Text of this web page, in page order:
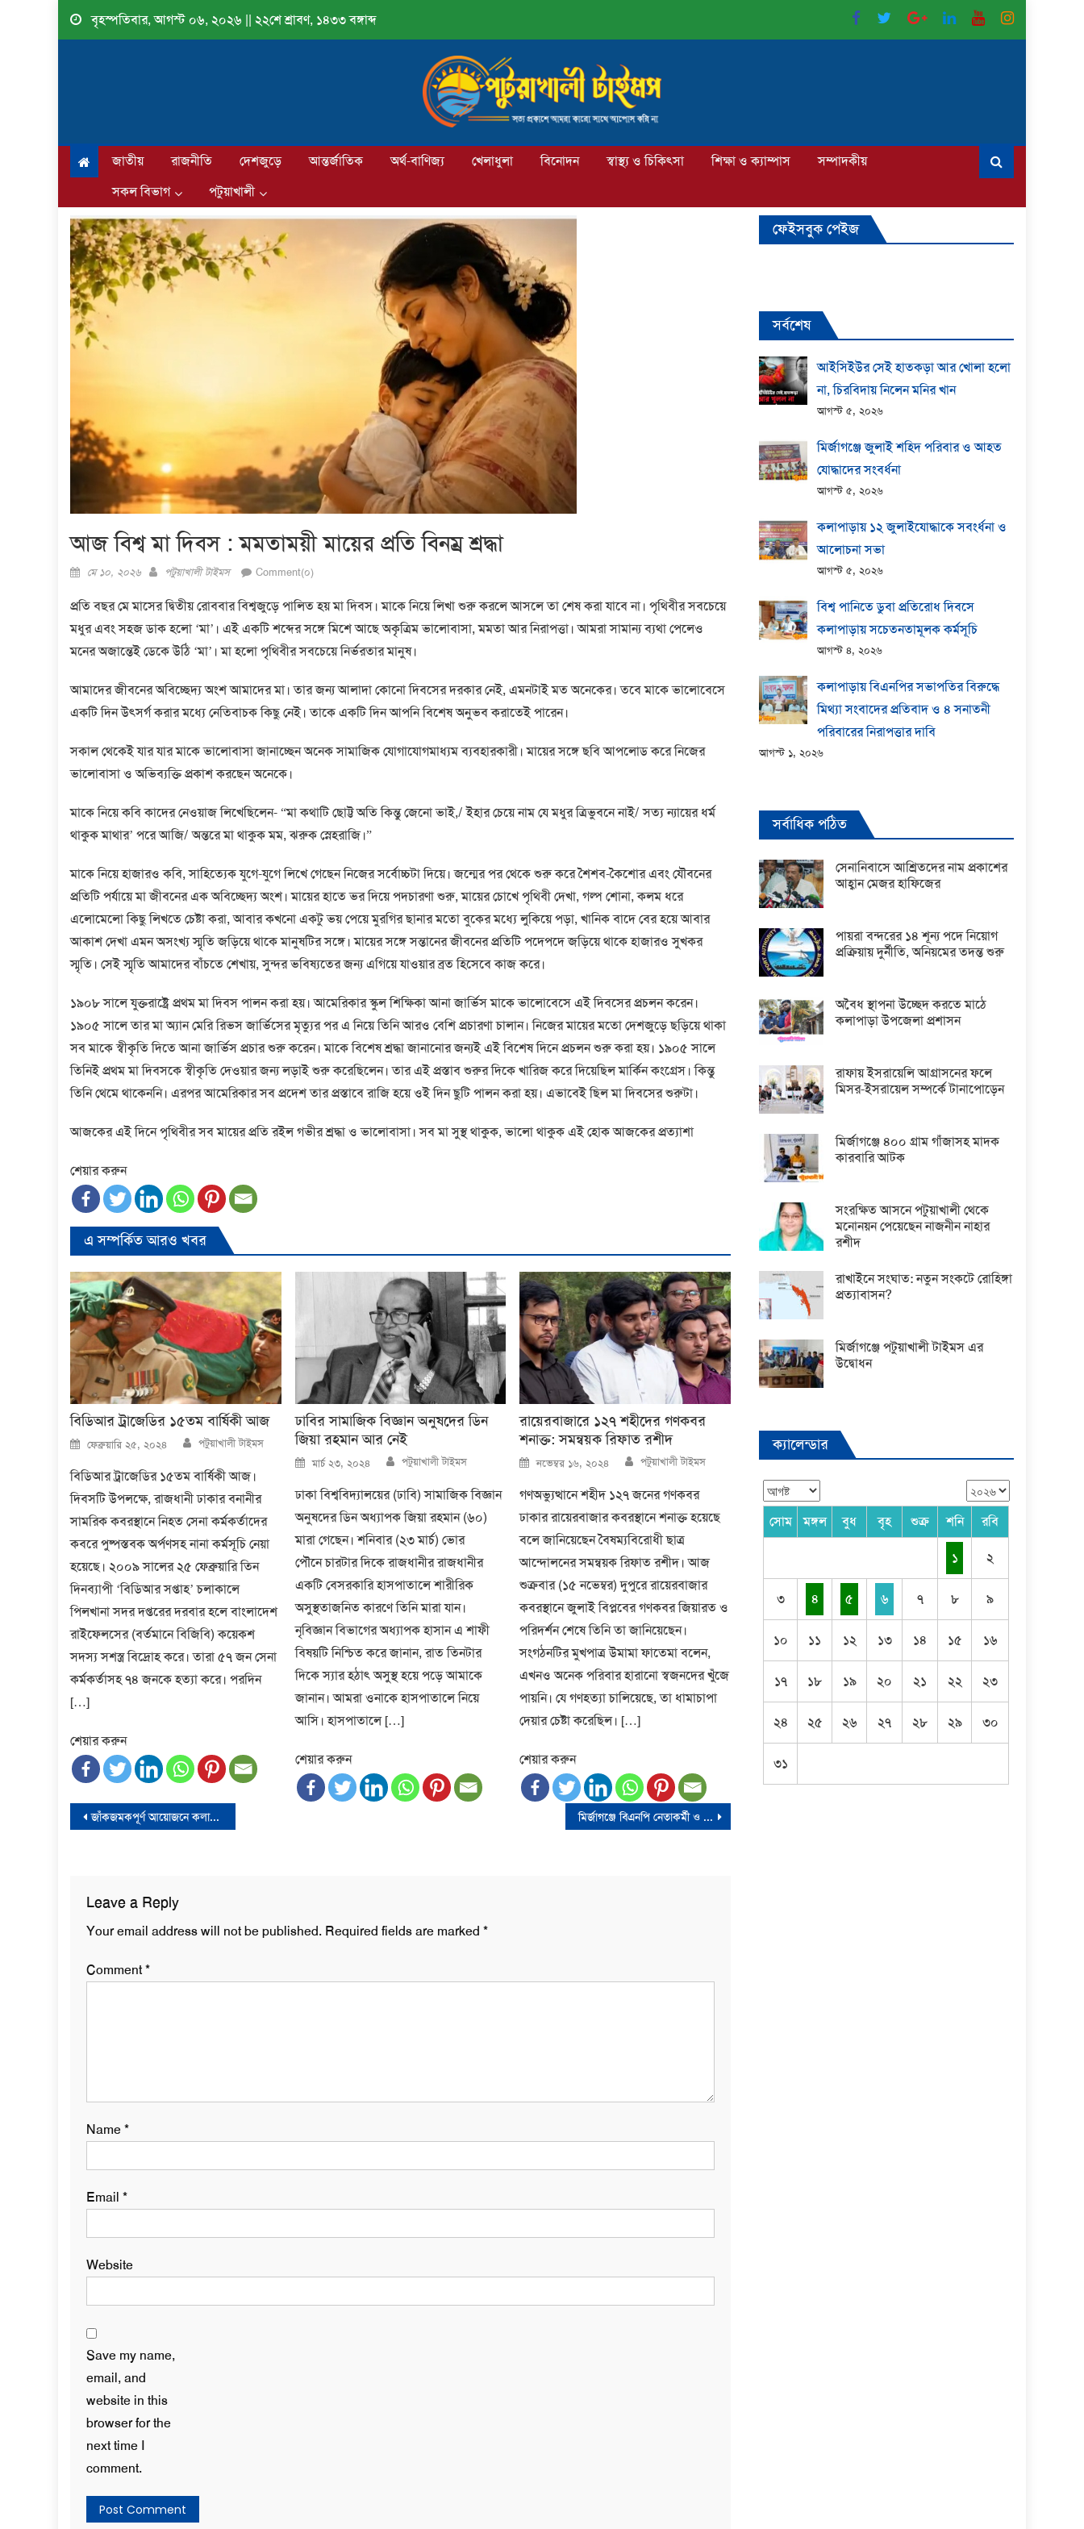
Skip
বৃহস্পতিবার, আগস্ট ০৬, ২০২৬ || ২২শে শ্রাবণ, ১৪৩৩ বঙ্গাব্দ
জাতীয় রাজনীতি দেশজুড়ে আন্তর্জাতিক অর্থ-বাণিজ্য খেলাধুলা বিনোদন স্বাস্থ্য ও চিকিৎসা শিক্ষা ও ক্যাম্পাস
সম্পাদকীয়
সকল বিভাগ
পটুয়াখালী
আজ বিশ্ব মা দিবস : মমতাময়ী মায়ের প্রতি বিনম্র শ্রদ্ধা
Posted
মে ১০, ২০২৬ Author
পটুয়াখালী টাইমস Comment(০)
প্রতি বছর মে মাসের দ্বিতীয় রোববার বিশ্বজুড়ে পালিত হয় মা দিবস। মাকে নিয়ে লিখা শুরু করলে আসলে তা শেষ করা যাবে না। পৃথিবীর সবচেয়ে
মধুর এবং সহজ ডাক হলো ‘মা’। এই একটি শব্দের সঙ্গে মিশে আছে অকৃত্রিম ভালোবাসা, মমতা আর নিরাপত্তা। আমরা সামান্য ব্যথা পেলেও
মনের অজান্তেই ডেকে উঠি ‘মা’। মা হলো পৃথিবীর সবচেয়ে নির্ভরতার মানুষ।
আমাদের জীবনের অবিচ্ছেদ্য অংশ আমাদের মা। তার জন্য আলাদা কোনো দিবসের দরকার নেই, এমনটাই মত অনেকের। তবে মাকে ভালোবেসে
একটি দিন উৎসর্গ করার মধ্যে নেতিবাচক কিছু নেই। তাকে একটি দিন আপনি বিশেষ অনুভব করাতেই পারেন।
সকাল থেকেই যার যার মাকে ভালোবাসা জানাচ্ছেন অনেক সামাজিক যোগাযোগমাধ্যম ব্যবহারকারী। মায়ের সঙ্গে ছবি আপলোড করে নিজের
ভালোবাসা ও অভিব্যক্তি প্রকাশ করছেন অনেকে।
মাকে নিয়ে কবি কাদের নেওয়াজ লিখেছিলেন- “মা কথাটি ছোট্ট অতি কিন্তু জেনো ভাই,/ ইহার চেয়ে নাম যে মধুর ত্রিভুবনে নাই/ সত্য ন্যায়ের ধর্ম
থাকুক মাথার’ পরে আজি/ অন্তরে মা থাকুক মম, ঝরুক স্নেহরাজি।”
মাকে নিয়ে হাজারও কবি, সাহিত্যেক যুগে-যুগে লিখে গেছেন নিজের সর্বোচ্চটা দিয়ে। জন্মের পর থেকে শুরু করে শৈশব-কৈশোর এবং যৌবনের
প্রতিটি পর্যায়ে মা জীবনের এক অবিচ্ছেদ্য অংশ। মায়ের হাতে ভর দিয়ে পদচারণা শুরু, মায়ের চোখে পৃথিবী দেখা, গল্প শোনা, কলম ধরে
এলোমেলো কিছু লিখতে চেষ্টা করা, আবার কখনো একটু ভয় পেয়ে মুরগির ছানার মতো বুকের মধ্যে লুকিয়ে পড়া, খানিক বাদে বের হয়ে আবার
আকাশ দেখা এমন অসংখ্য স্মৃতি জড়িয়ে থাকে মানুষটির সঙ্গে। মায়ের সঙ্গে সন্তানের জীবনের প্রতিটি পদেপদে জড়িয়ে থাকে হাজারও সুখকর
স্মৃতি। সেই স্মৃতি আমাদের বাঁচতে শেখায়, সুন্দর ভবিষ্যতের জন্য এগিয়ে যাওয়ার ব্রত হিসেবে কাজ করে।
১৯০৮ সালে যুক্তরাষ্ট্রে প্রথম মা দিবস পালন করা হয়। আমেরিকার স্কুল শিক্ষিকা আনা জার্ভিস মাকে ভালোবেসে এই দিবসের প্রচলন করেন।
১৯০৫ সালে তার মা অ্যান মেরি রিভস জার্ভিসের মৃত্যুর পর এ নিয়ে তিনি আরও বেশি প্রচারণা চালান। নিজের মায়ের মতো দেশজুড়ে ছড়িয়ে থাকা
সব মাকে স্বীকৃতি দিতে আনা জার্ভিস প্রচার শুরু করেন। মাকে বিশেষ শ্রদ্ধা জানানোর জন্যই এই বিশেষ দিনে প্রচলন শুরু করা হয়। ১৯০৫ সালে
তিনিই প্রথম মা দিবসকে স্বীকৃতি দেওয়ার জন্য লড়াই শুরু করেছিলেন। তার এই প্রস্তাব শুরুর দিকে খারিজ করে দিয়েছিল মার্কিন কংগ্রেস। কিন্তু
তিনি থেমে থাকেননি। এরপর আমেরিকার সব প্রদেশ তার প্রস্তাবে রাজি হয়ে ওই দিন ছুটি পালন করা হয়। এভাবেই ছিল মা দিবসের শুরুটা।
আজকের এই দিনে পৃথিবীর সব মায়ের প্রতি রইল গভীর শ্রদ্ধা ও ভালোবাসা। সব মা সুস্থ থাকুক, ভালো থাকুক এই হোক আজকের প্রত্যাশা
শেয়ার করুন
এ সম্পর্কিত আরও খবর
বিডিআর ট্রাজেডির ১৫তম বার্ষিকী আজ
Posted
on
ফেব্রুয়ারি ২৫, ২০২৪ Author
পটুয়াখালী টাইমস
বিডিআর ট্রাজেডির ১৫তম বার্ষিকী আজ।
দিবসটি উপলক্ষে, রাজধানী ঢাকার বনানীর
সামরিক কবরস্থানে নিহত সেনা কর্মকর্তাদের
কবরে পুষ্পস্তবক অর্পণসহ নানা কর্মসূচি নেয়া
হয়েছে। ২০০৯ সালের ২৫ ফেব্রুয়ারি তিন
দিনব্যাপী ‘বিডিআর সপ্তাহ’ চলাকালে
পিলখানা সদর দপ্তরের দরবার হলে বাংলাদেশ
রাইফেলসের (বর্তমানে বিজিবি) কয়েকশ
সদস্য সশস্ত্র বিদ্রোহ করে। তারা ৫৭ জন সেনা
কর্মকর্তাসহ ৭৪ জনকে হত্যা করে। পরদিন
[…]
শেয়ার করুন
ঢাবির সামাজিক বিজ্ঞান অনুষদের ডিন
জিয়া রহমান আর নেই
Posted
on
মার্চ ২৩, ২০২৪ Author
পটুয়াখালী টাইমস
ঢাকা বিশ্ববিদ্যালয়ের (ঢাবি) সামাজিক বিজ্ঞান
অনুষদের ডিন অধ্যাপক জিয়া রহমান (৬০)
মারা গেছেন। শনিবার (২৩ মার্চ) ভোর
পৌনে চারটার দিকে রাজধানীর রাজধানীর
একটি বেসরকারি হাসপাতালে শারীরিক
অসুস্থতাজনিত কারণে তিনি মারা যান।
নৃবিজ্ঞান বিভাগের অধ্যাপক হাসান এ শাফী
বিষয়টি নিশ্চিত করে জানান, রাত তিনটার
দিকে স্যার হঠাৎ অসুস্থ হয়ে পড়ে আমাকে
জানান। আমরা ওনাকে হাসপাতালে নিয়ে
আসি। হাসপাতালে […]
শেয়ার করুন
রায়েরবাজারে ১২৭ শহীদের গণকবর
শনাক্ত: সমন্বয়ক রিফাত রশীদ
Posted
on
নভেম্বর ১৬, ২০২৪ Author
পটুয়াখালী টাইমস
গণঅভ্যুত্থানে শহীদ ১২৭ জনের গণকবর
ঢাকার রায়েরবাজার কবরস্থানে শনাক্ত হয়েছে
বলে জানিয়েছেন বৈষম্যবিরোধী ছাত্র
আন্দোলনের সমন্বয়ক রিফাত রশীদ। আজ
শুক্রবার (১৫ নভেম্বর) দুপুরে রায়েরবাজার
কবরস্থানে জুলাই বিপ্লবের গণকবর জিয়ারত ও
পরিদর্শন শেষে তিনি তা জানিয়েছেন।
সংগঠনটির মুখপাত্র উমামা ফাতেমা বলেন,
এখনও অনেক পরিবার হারানো স্বজনদের খুঁজে
পায়নি। যে গণহত্যা চালিয়েছে, তা ধামাচাপা
দেয়ার চেষ্টা করেছিল। […]
শেয়ার করুন
Post
জাঁকজমকপূর্ণ আয়োজনে কলাপাড়ায় “জামান টাওয়ার” এর উদ্বোধন মির্জাগঞ্জে বিএনপি নেতাকর্মী ও প্রশাসনের সঙ্গে স্হানীয় সংসদ সদস্যের মতবিনিময় সভা
Leave a Reply
Your email address will not be published. Required fields are marked *
Comment*
Name*
Email *
Website
Save my name,
email, and
website in this
browser for the
next time I
comment.
ফেইসবুক পেইজ
সর্বশেষ
আইসিইউর সেই হাতকড়া আর খোলা হলো
না, চিরবিদায় নিলেন মনির খান
আগস্ট ৫, ২০২৬
মির্জাগঞ্জে জুলাই শহিদ পরিবার ও আহত
যোদ্ধাদের সংবর্ধনা
আগস্ট ৫, ২০২৬
কলাপাড়ায় ১২ জুলাইযোদ্ধাকে সবংর্ধনা ও
আলোচনা সভা
আগস্ট ৫, ২০২৬
বিশ্ব পানিতে ডুবা প্রতিরোধ দিবসে
কলাপাড়ায় সচেতনতামূলক কর্মসূচি
আগস্ট ৪, ২০২৬
কলাপাড়ায় বিএনপির সভাপতির বিরুদ্ধে
মিথ্যা সংবাদের প্রতিবাদ ও ৪ সনাতনী
পরিবারের নিরাপত্তার দাবি
আগস্ট ১, ২০২৬
সর্বাধিক পঠিত
সেনানিবাসে আশ্রিতদের নাম প্রকাশের
আহ্বান মেজর হাফিজের
পায়রা বন্দরের ১৪ শূন্য পদে নিয়োগ
প্রক্রিয়ায় দুর্নীতি, অনিয়মের তদন্ত শুরু
অবৈধ স্থাপনা উচ্ছেদ করতে মাঠে
কলাপাড়া উপজেলা প্রশাসন
রাফায় ইসরায়েলি আগ্রাসনের ফলে
মিসর-ইসরায়েল সম্পর্কে টানাপোড়েন
মির্জাগঞ্জে ৪০০ গ্রাম গাঁজাসহ মাদক
কারবারি আটক
সংরক্ষিত আসনে পটুয়াখালী থেকে
মনোনয়ন পেয়েছেন নাজনীন নাহার
রশীদ
রাখাইনে সংঘাত: নতুন সংকটে রোহিঙ্গা
প্রত্যাবাসন?
মির্জাগঞ্জে পটুয়াখালী টাইমস এর
উদ্বোধন
ক্যালেন্ডার
সোম মঙ্গল বুধ বৃহ শুক্র শনি রবি
১ ২
৩ ৪ ৫ ৬ ৭ ৮ ৯
১০ ১১ ১২ ১৩ ১৪ ১৫ ১৬
১৭ ১৮ ১৯ ২০ ২১ ২২ ২৩
২৪ ২৫ ২৬ ২৭ ২৮ ২৯ ৩০
৩১